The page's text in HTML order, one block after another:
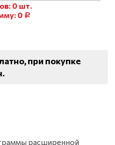
0 шт.
0 Р
при покупке
расширенной